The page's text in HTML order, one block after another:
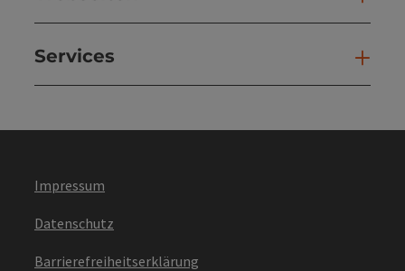
Services
Impressum
Datenschutz
Barrierefreiheitserklärung